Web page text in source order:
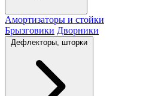
Амортизаторы и стойки
Брызговики Дворники
Дефлекторы, шторки